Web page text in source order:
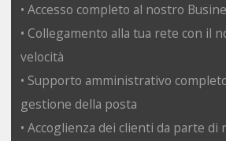
• Accesso completo al nostro
• Collegamento alla tua rete con il
velocità
• Supporto amministrativo
gestione della posta
• Accoglienza dei clienti da parte